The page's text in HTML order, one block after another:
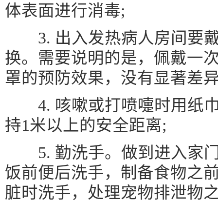
体表面进行消毒;
3. 出入发热病人房间要戴
换。需要说明的是，佩戴一
罩的预防效果，没有显著差
4. 咳嗽或打喷嚏时用纸巾
持1米以上的安全距离;
5. 勤洗手。做到进入家门
饭前便后洗手，制备食物之
脏时洗手，处理宠物排泄物